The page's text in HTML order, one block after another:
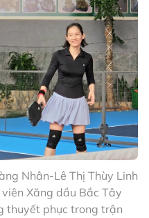
Nhân-Lê Thị Thùy Linh
Xăng dầu Bắc Tây
thuyết phục trong trận